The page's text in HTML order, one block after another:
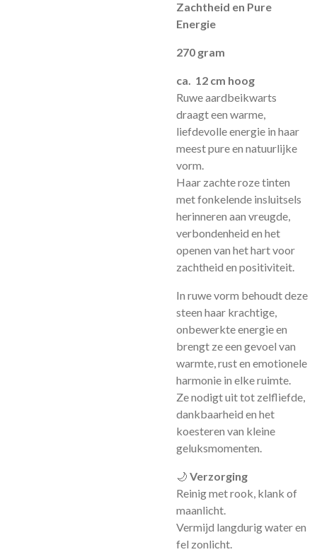
Zachtheid en Pure
Energie
270 gram
ca. 12 cm hoog
Ruwe aardbeikwarts
draagt een warme,
liefdevolle energie in haar
meest pure en natuurlijke
vorm.
Haar zachte roze tinten
met fonkelende insluitsels
herinneren aan vreugde,
verbondenheid en het
openen van het hart voor
zachtheid en positiviteit.
In ruwe vorm behoudt deze
steen haar krachtige,
onbewerkte energie en
brengt ze een gevoel van
warmte, rust en emotionele
harmonie in elke ruimte.
Ze nodigt uit tot zelfliefde,
dankbaarheid en het
koesteren van kleine
geluksmomenten.
🌙 Verzorging
Reinig met rook, klank of
maanlicht.
Vermijd langdurig water en
fel zonlicht.